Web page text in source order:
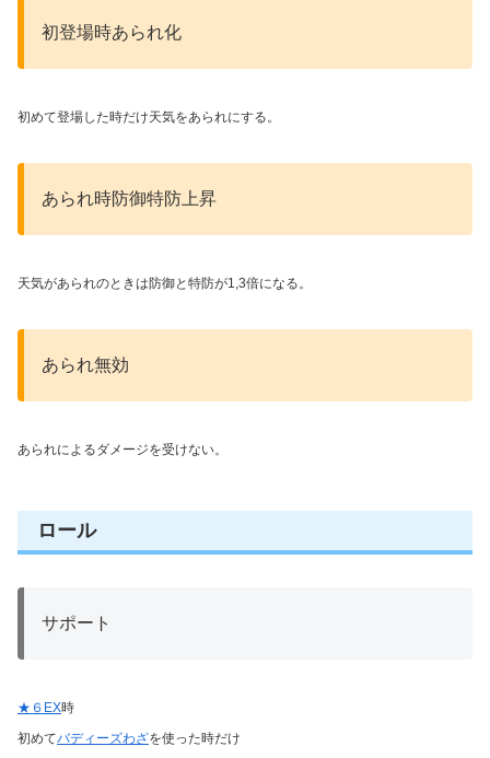
初登場時あられ化
初めて登場した時だけ天気をあられにする。
あられ時防御特防上昇
天気があられのときは防御と特防が1,3倍になる。
あられ無効
あられによるダメージを受けない。
ロール
サポート
★６EX時
初めてバディーズわざを使った時だけ